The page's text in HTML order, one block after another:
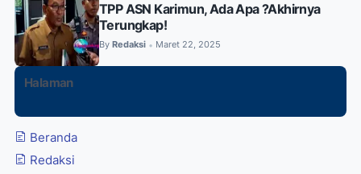
TPP ASN Karimun, Ada Apa ?Akhirnya
Terungkap!
By Redaksi • Maret 22, 2025
Halaman
Beranda
Redaksi